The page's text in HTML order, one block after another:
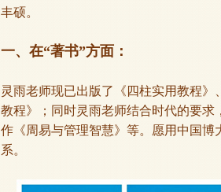
丰硕。
一、在“著书”方面：
灵雨老师现已出版了《四柱实用教程
教程》；同时灵雨老师结合时代的要
作《周易与管理智慧》等。愿用中国
系。